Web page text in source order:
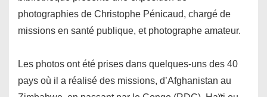
photographies de Christophe Pénicaud, chargé de
missions en santé publique, et photographe amateur.
Les photos ont été prises dans quelques-uns des 40
pays où il a réalisé des missions, d’Afghanistan au